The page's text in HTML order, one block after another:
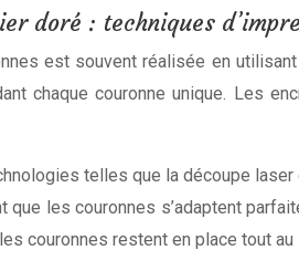
doré : techniques
est souvent réalisée en
chaque couronne unique. Les
telles que la découpe
que les couronnes s’adaptent
couronnes restent en place tout